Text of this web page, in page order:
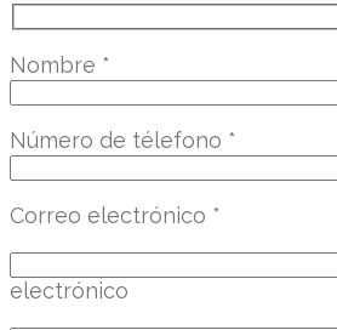
Nombre *
Número de télefono *
Correo electrónico *
electrónico